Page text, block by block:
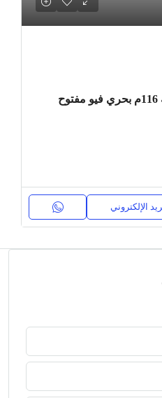
للبيع في B14 مدينتي شقة 116م بحري فيو مفتوح
الإلكتروني